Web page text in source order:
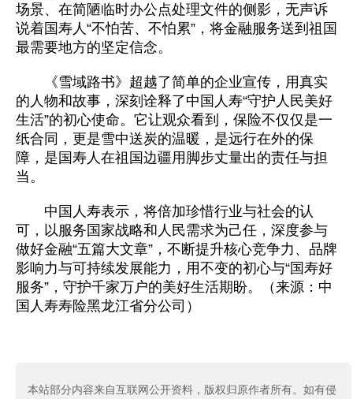
场景、在简陋临时办公点处理文件的侧影，无声诉
说着国寿人“不怕苦、不怕累”，将金融服务送到祖国
最需要地方的坚定信念。
《雪域路书》超越了简单的企业宣传，用真实
的人物和故事，深刻诠释了中国人寿“守护人民美好
生活”的初心使命。它让观众看到，保险不仅仅是一
纸合同，更是雪中送炭的温暖，是远行在外的保
障，是国寿人在祖国边疆用脚步丈量出的责任与担
当。
中国人寿表示，将倍加珍惜行业与社会的认
可，以服务国家战略和人民需求为己任，深度参与
做好金融“五篇大文章”，不断提升核心竞争力、品牌
影响力与可持续发展能力，用不变的初心与“国寿好
服务”，守护千家万户的美好生活期盼。（来源：中
国人寿寿险黑龙江省分公司）
本站部分内容来自互联网公开资料，版权归原作者所有。如有侵